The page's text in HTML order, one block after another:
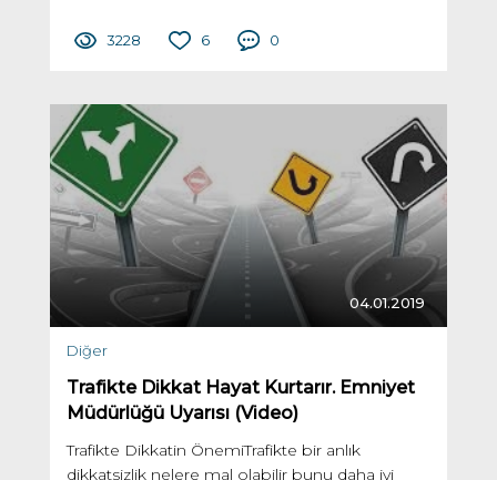
3228 6 0
04.01.2019
Diğer
Trafikte Dikkat Hayat Kurtarır. Emniyet
Müdürlüğü Uyarısı (Video)
Trafikte Dikkatin ÖnemiTrafikte bir anlık
dikkatsizlik nelere mal olabilir bunu daha iyi